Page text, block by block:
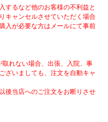
するなど他のお客様の不利益と
キャンセルさせていただく場合
入が必要な方はメールにて事前
れない場合、出張、入院、事
ざいましても、注文を自動キャ
後当店へのご注文をお断りさせ